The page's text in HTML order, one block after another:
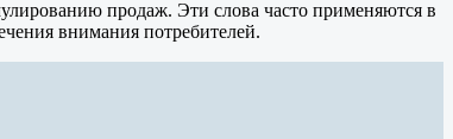
продаж. Эти слова часто применяются в
внимания потребителей.